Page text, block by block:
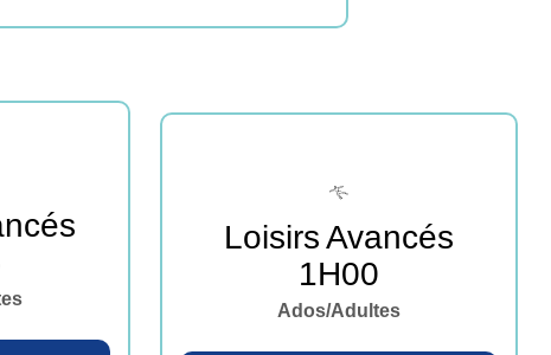
Loisirs Avancés
1H00
Ados/Adultes